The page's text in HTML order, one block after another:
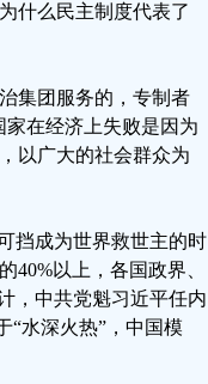
什么民主制度代表了
集团服务的，专制者
在经济上失败是因为
以广大的社会群众为
挡成为世界救世主的时
40%以上，各国政界、
，中共党魁习近平任内
“水深火热”，中国模